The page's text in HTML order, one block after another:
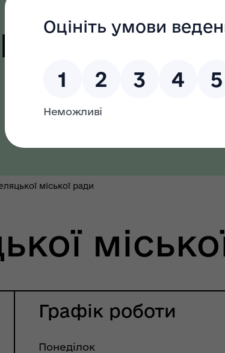
міського
ментального
громада
міської ради
Графік роботи
Понеділок